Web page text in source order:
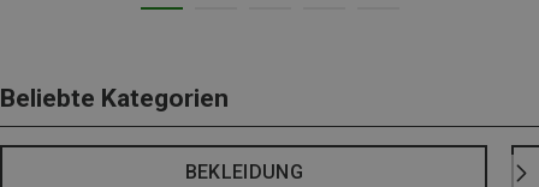
Beliebte Kategorien
BEKLEIDUNG